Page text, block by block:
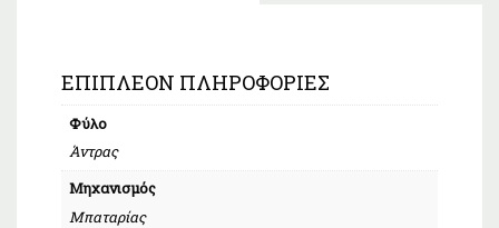
ΕΠΙΠΛΈΟΝ ΠΛΗΡΟΦΟΡΊΕΣ
Φύλο
Άντρας
Μηχανισμός
Μπαταρίας